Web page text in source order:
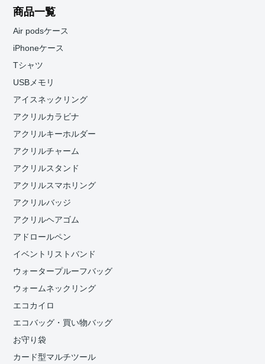
商品一覧
Air podsケース
iPhoneケース
Tシャツ
USBメモリ
アイスネックリング
アクリルカラビナ
アクリルキーホルダー
アクリルチャーム
アクリルスタンド
アクリルスマホリング
アクリルバッジ
アクリルヘアゴム
アドロールペン
イベントリストバンド
ウォータープルーフバッグ
ウォームネックリング
エコカイロ
エコバッグ・買い物バッグ
お守り袋
カード型マルチツール